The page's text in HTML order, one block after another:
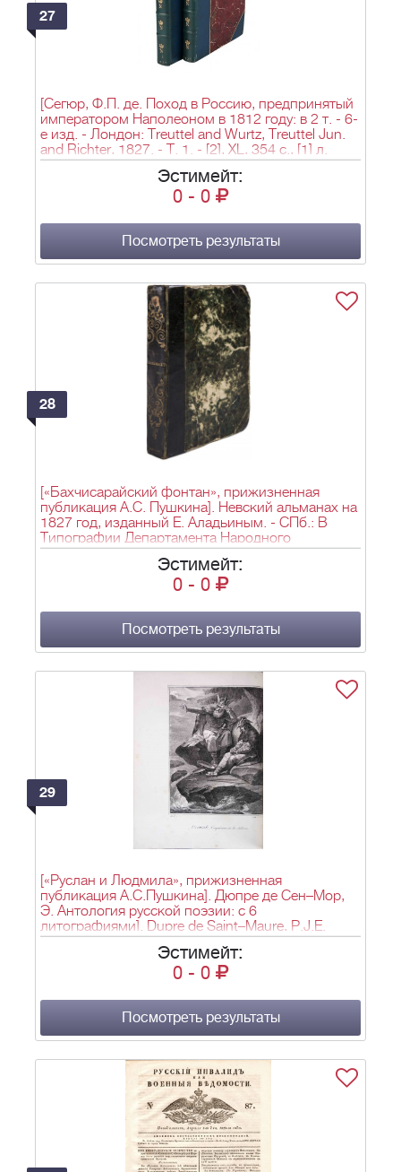
27
[Сегюр, Ф.П. де. Поход в Россию, предпринятый
императором Наполеоном в 1812 году: в 2 т. - 6-
е изд. - Лондон: Treuttel and Wurtz, Treuttel Jun.
and Richter, 1827. - Т. 1. - [2], XL, 354 с., [1] л.
карт.; Т. 2. - [6], 382 с.; 23х15,3 см]. Ségur, P.P.
History of the expedition to Russia undertaken by
the Emperor Napoleon in the year 1812. - London:
Эстимейт:
0 - 0
Посмотреть результаты
28
[«Бахчисарайский фонтан», прижизненная
публикация А.С. Пушкина]. Невский альманах на
1827 год, изданный Е. Аладьиным. - СПб.: В
Типографии Департамента Народного
Просвещения, 1826. - 1 грав. загл. л., XVI, 300 с.,
3 л. ил.; 13,5х9 см.Эстимейт:
0 - 0
Посмотреть результаты
29
[«Руслан и Людмила», прижизненная
публикация А.С.Пушкина]. Дюпре де Сен–Мор,
Э. Антология русской поэзии: с 6
литографиями]. Dupre de Saint–Maure, P.J.E.
Anthologie russe, suivie de poesies originales/ P.J.
Emile Dupré de Saint–Maure. – Paris: Chez C.J.
Trouve, 1823. – [6], XXX, 268 pp., [6] ill.; 26,4,х20,4
Эстимейт:
0 - 0
Посмотреть результаты